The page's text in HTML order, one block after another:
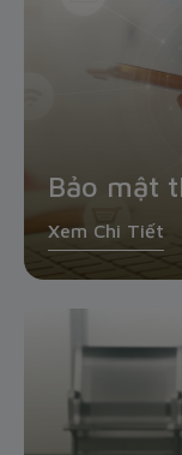
Bảo mật
Xem Chi Tiết